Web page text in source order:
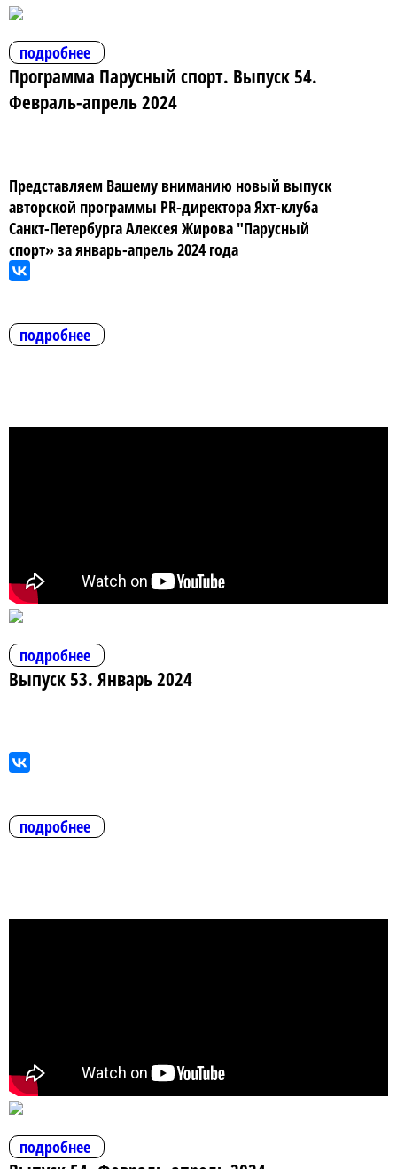
подробнее
Программа Парусный спорт. Выпуск 54.
Февраль-апрель 2024
Представляем Вашему вниманию новый выпуск
авторской программы PR-директора Яхт-клуба
Санкт-Петербурга Алексея Жирова "Парусный
спорт» за январь-апрель 2024 года
подробнее
подробнее
Выпуск 53. Январь 2024
подробнее
подробнее